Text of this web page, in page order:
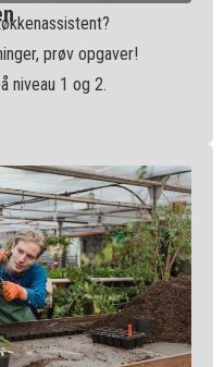
prøv opgaver!
niveau 1 og 2.